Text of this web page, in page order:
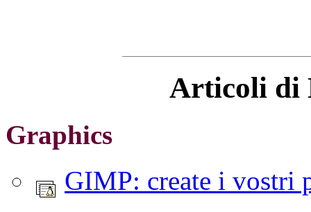
Articoli di
Graphics
GIMP: create i vostri